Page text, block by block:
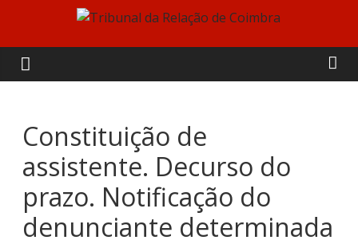
content
Tribunal
da
Relação
de
Coimbra
Constituição de
assistente. Decurso do
prazo. Notificação do
denunciante determinada